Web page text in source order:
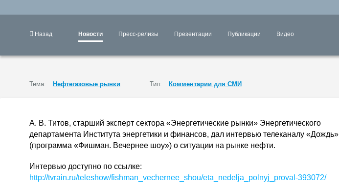
Назад Новости Пресс-релизы Презентации Публикации Видео
Тема: Нефтегазовые рынки Тип: Комментарии для СМИ
А. В. Титов, старший эксперт сектора «Энергетические рынки» Энергетического
департамента Института энергетики и финансов, дал интервью телеканалу «Дождь»
(программа «Фишман. Вечернее шоу») о ситуации на рынке нефти.
Интервью доступно по ссылке:
http://tvrain.ru/teleshow/fishman_vechernee_shou/eta_nedelja_polnyj_proval-393072/